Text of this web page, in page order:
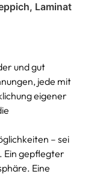
Laminat
und gut
jede mit
eigener
– sei
Ein gepflegter
Eine